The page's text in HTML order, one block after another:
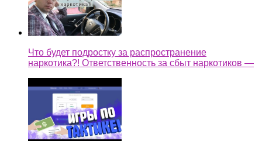
Что будет подростку за распространение
наркотика?! Ответственность за сбыт наркотиков —